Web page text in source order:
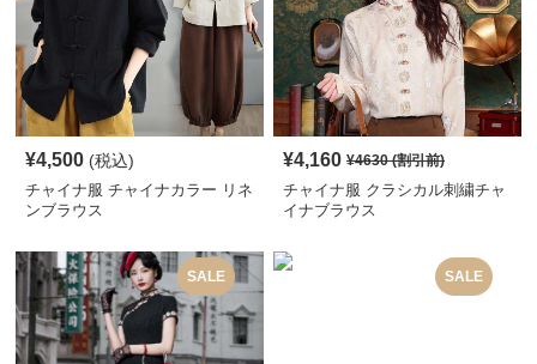
¥4,500 (税込)
チャイナ服 チャイナカラー リネ
ンブラウス
¥4,160 ¥4630(割引前)
チャイナ服 クラシカル刺繍チャ
イナブラウス
SALE SALE